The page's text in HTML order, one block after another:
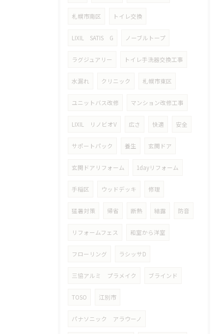
札幌市南区 トイレ交換
LIXIL SATIS G ノーブルトープ
ラグジュアリー トイレ手洗器交換工事
水漏れ クリニック 札幌市東区
ユニットバス改修 マンション改修工事
LIXIL リノビオV 広さ 快適 安全
サポートパック 養生 玄関ドア
玄関ドアリフォーム 1dayリフォーム
手稲区 ウッドデッキ 修理
猛暑対策 帰省 断熱 結露 防音
リフォームフェス 和室から洋室
フローリング ラシッサD
三協アルミ プラメイク ブラインド
TOSO 江別市
パナソニック アラウーノ